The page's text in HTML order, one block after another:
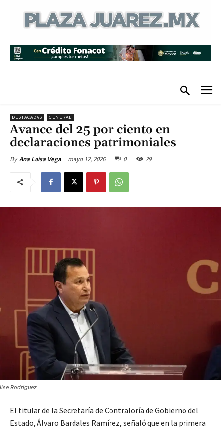
DESTACADAS GENERAL
Avance del 25 por ciento en
declaraciones patrimoniales
By Ana Luisa Vega mayo 12, 2026 0 29
Ilse Rodríguez
El titular de la Secretaría de Contraloría de Gobierno del
Estado, Álvaro Bardales Ramírez, señaló que en la primera